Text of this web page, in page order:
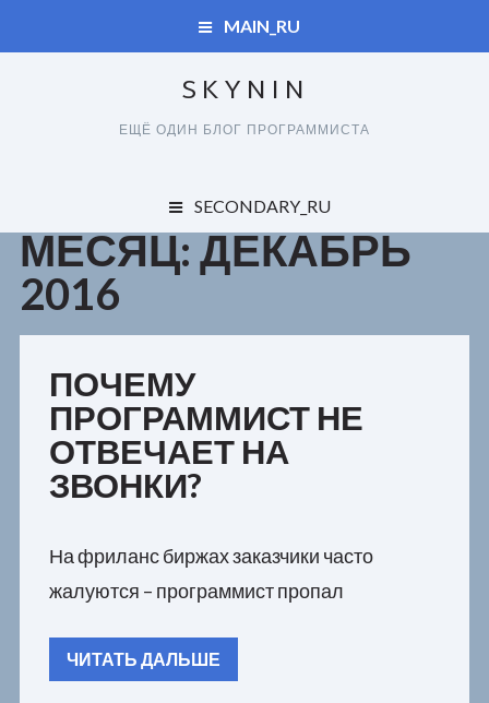
MAIN_RU
SKYNIN
ЕЩЁ ОДИН БЛОГ ПРОГРАММИСТА
СПРАВОЧНИК
SECONDARY_RU
ОБО ВСЕМ
ЗАКАЗЧИКАМ
РАЗРАБОТЧИКАМ
МЕСЯЦ: ДЕКАБРЬ
2016
ПОЧЕМУ
ПРОГРАММИСТ НЕ
ОТВЕЧАЕТ НА
ЗВОНКИ?
На фриланс биржах заказчики часто
жалуются – программист пропал
ЧИТАТЬ ДАЛЬШЕ